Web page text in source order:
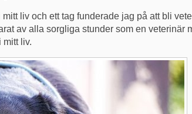
liv och ett tag funderade jag på att bli
av alla sorgliga stunder som en veterinär
mitt liv.